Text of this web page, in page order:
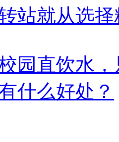
站就从选
园直饮水
什么好处？